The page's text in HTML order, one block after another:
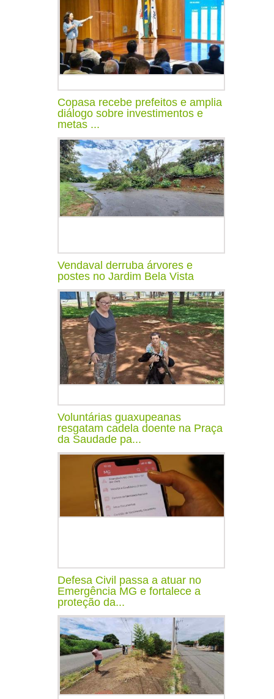
Copasa recebe prefeitos e amplia
diálogo sobre investimentos e
metas ...
Vendaval derruba árvores e
postes no Jardim Bela Vista
Voluntárias guaxupeanas
resgatam cadela doente na Praça
da Saudade pa...
Defesa Civil passa a atuar no
Emergência MG e fortalece a
proteção da...